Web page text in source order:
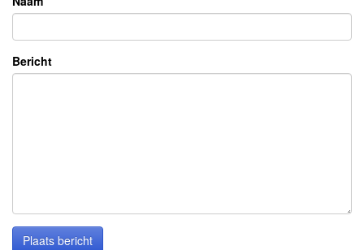
Bericht
Plaats bericht